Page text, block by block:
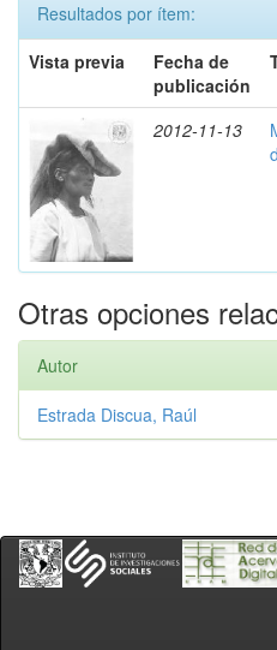
Resultados por ítem:
Vista previa
Fecha de
publicación
2012-11-13
Otras opciones
Autor
Estrada Discua, Raúl